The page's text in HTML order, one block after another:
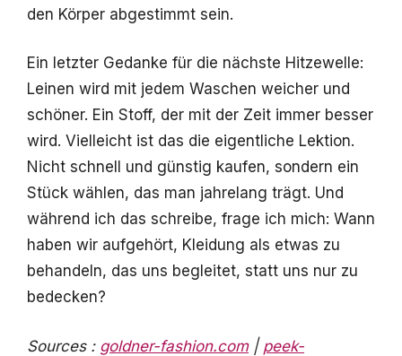
den Körper abgestimmt sein.
Ein letzter Gedanke für die nächste Hitzewelle:
Leinen wird mit jedem Waschen weicher und
schöner. Ein Stoff, der mit der Zeit immer besser
wird. Vielleicht ist das die eigentliche Lektion.
Nicht schnell und günstig kaufen, sondern ein
Stück wählen, das man jahrelang trägt. Und
während ich das schreibe, frage ich mich: Wann
haben wir aufgehört, Kleidung als etwas zu
behandeln, das uns begleitet, statt uns nur zu
bedecken?
Sources : goldner-fashion.com| peek-